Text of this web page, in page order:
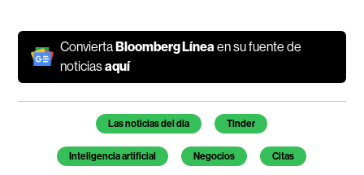
ConviertaBloomberg Líneaen su fuente de
noticiasaquí
Temas de este artículo
Las noticias del día Tinder
Inteligencia artificial Negocios Citas